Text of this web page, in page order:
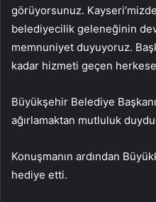
görüyorsunuz.
belediyecilik geleneğinin
memnuniyet duyuyoruz.
kadar hizmeti geçen
Büyükşehir Belediye
ağırlamaktan mutluluk
Konuşmanın ardından
hediye etti.